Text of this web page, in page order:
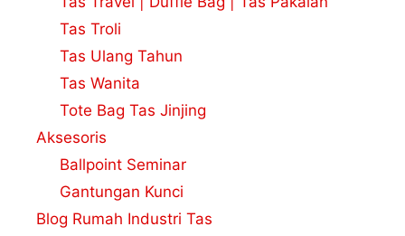
Tas Troli
Tas Ulang Tahun
Tas Wanita
Tote Bag Tas Jinjing
Aksesoris
Ballpoint Seminar
Gantungan Kunci
Blog Rumah Industri Tas